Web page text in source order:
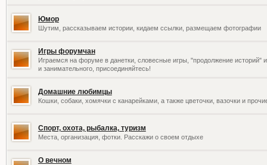
Юмор
Шутим, рассказываем истории, кидаем ссылки, размещаем фотографии
Игры форумчан
Играемся на форуме в данетки, словесные игры, "продолжение историй"
и занимательного, присоединяйтесь!
Домашние любимцы
Кошки, собаки, хомячки с канарейками, а также цветочки, вазочки и
Спорт, охота, рыбалка, туризм
Места, организация, фотки. Расскажи о своем отдыхе
О вечном